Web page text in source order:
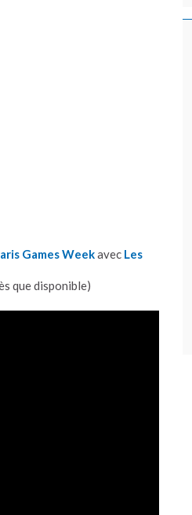
Games Weekavec Les
que disponible)